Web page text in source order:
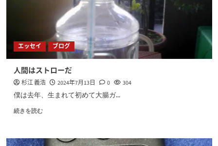
エッセイ ブログ
人間はストローだ
杉江 義浩 2024年7月13日 0 304
僕は去年、生まれて初めて大腸ガ...
続きを読む